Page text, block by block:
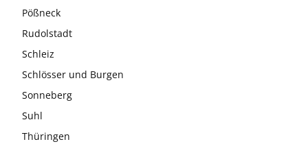
Pößneck
Rudolstadt
Schleiz
Schlösser und Burgen
Sonneberg
Suhl
Thüringen